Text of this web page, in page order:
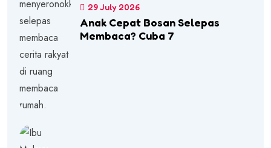
29 July 2026
Anak Cepat Bosan Selepas
Membaca? Cuba 7